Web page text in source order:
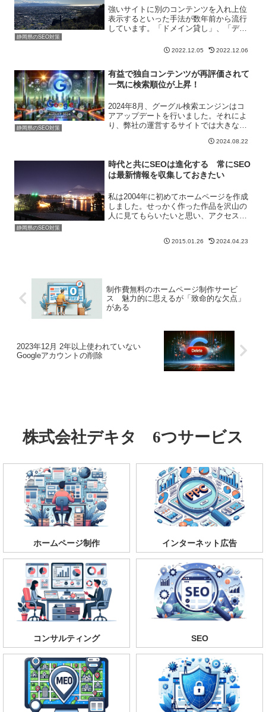
静岡県のSEO対策
強いサイトに別のコンテンツを入れ上位
表示するといった手法が数年前から流行
しています。「ドメイン貸し」、「ディ
「カテゴリ貸し」などと表現されること
2022.12.05 2022.12.06
静岡県のSEO対策
有益で独自コンテンツが再評価されて
一気に検索順位が上昇！
2024年8月、グーグル検索エンジンはコ
アアップデートを行いました。それによ
り、弊社の運営するサイトでは大きな恩
うと、過去に評価されていたサイトが突
受けた形になります。...
2024.08.22
静岡県のSEO対策
時代と共にSEOは進化する 常にSEO
は最新情報を収集しておきたい
私は2004年に初めてホームページを作成
しました。せっかく作った作品を沢山の
人に見てもらいたいと思い、アクセスを
「SEOと言うものがあるらしい」という
2015.01.26 2024.04.23
制作費無料のホームページ制作サービ
ス 魅力的に思えるが「致命的な欠点」
がある
2023年12月 2年以上使われていない
Googleアカウントの削除
株式会社デキタ 6つサービス
ホームページ制作 インターネット広告
コンサルティング SEO